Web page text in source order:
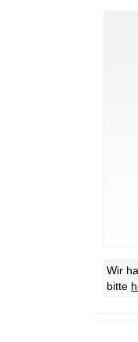
Wir
bitte